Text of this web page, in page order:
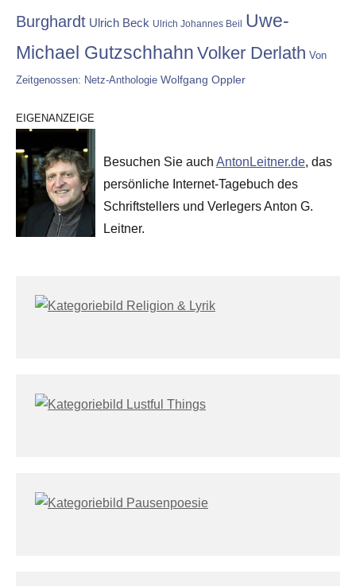
Burghardt Ulrich Beck Ulrich Johannes Beil Uwe-
Michael Gutzschhahn Volker Derlath Von
Zeitgenossen: Netz-Anthologie Wolfgang Oppler
EIGENANZEIGE
Besuchen Sie auch AntonLeitner.de, das
persönliche Internet-Tagebuch des
Schriftstellers und Verlegers Anton G.
Leitner.